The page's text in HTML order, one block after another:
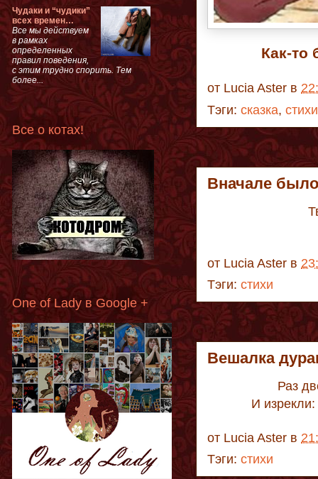
Как-то
от Lucia Aster в
Тэги: сказка, стихи
Вначале
от Lucia Aster в
Тэги: стихи
Вешалка
Раз
И
от Lucia Aster в
Тэги: стихи
Чудаки и “чудики”
всех времен…
Все мы действуем
в рамках
определенных
правил поведения,
с этим трудно спорить. Тем
более...
Все о котах!
One of Lady в Google +